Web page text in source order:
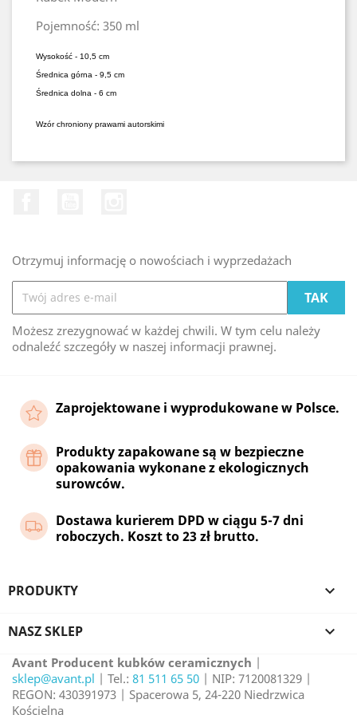
Pojemność: 350 ml
Wysokość - 10,5 cm
Średnica górna - 9,5 cm
Średnica dolna - 6 cm
Wzór chroniony prawami autorskimi
Otrzymuj informację o nowościach i wyprzedażach
Możesz zrezygnować w każdej chwili. W tym celu należy
odnaleźć szczegóły w naszej informacji prawnej.
Zaprojektowane i wyprodukowane w Polsce.
Produkty zapakowane są w bezpieczne
opakowania wykonane z ekologicznych
surowców.
Dostawa kurierem DPD w ciągu 5-7 dni
roboczych. Koszt to 23 zł brutto.
PRODUKTY 
NASZ SKLEP 
Avant Producent kubków ceramicznych |
sklep@avant.pl | Tel.: 81 511 65 50 | NIP: 7120081329 |
REGON: 430391973 | Spacerowa 5, 24-220 Niedrzwica
Kościelna